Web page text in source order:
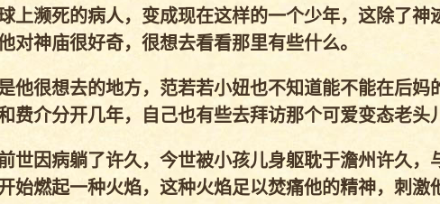
上濒死的病人，变成现在这样的一个少年，这除了神
对神庙很好奇，很想去看看那里有些什么。
他很想去的地方，范若若小妞也不知道能不能在后妈
费介分开几年，自己也有些去拜访那个可爱变态老头
世因病躺了许久，今世被小孩儿身躯耽于澹州许久，
始燃起一种火焰，这种火焰足以焚痛他的精神，刺激